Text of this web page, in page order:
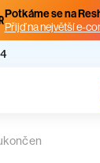
Potkáme se na
Přijď na největší e-